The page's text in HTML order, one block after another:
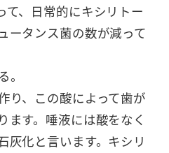
て、日常的にキシリトー
ータンス菌の数が減って
り、この酸によって歯が
ます。唾液には酸をなく
灰化と言います。キシリ